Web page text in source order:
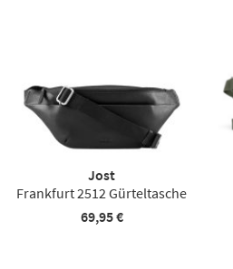
Jost
Frankfurt 2512 Gürteltasche
69,95 €